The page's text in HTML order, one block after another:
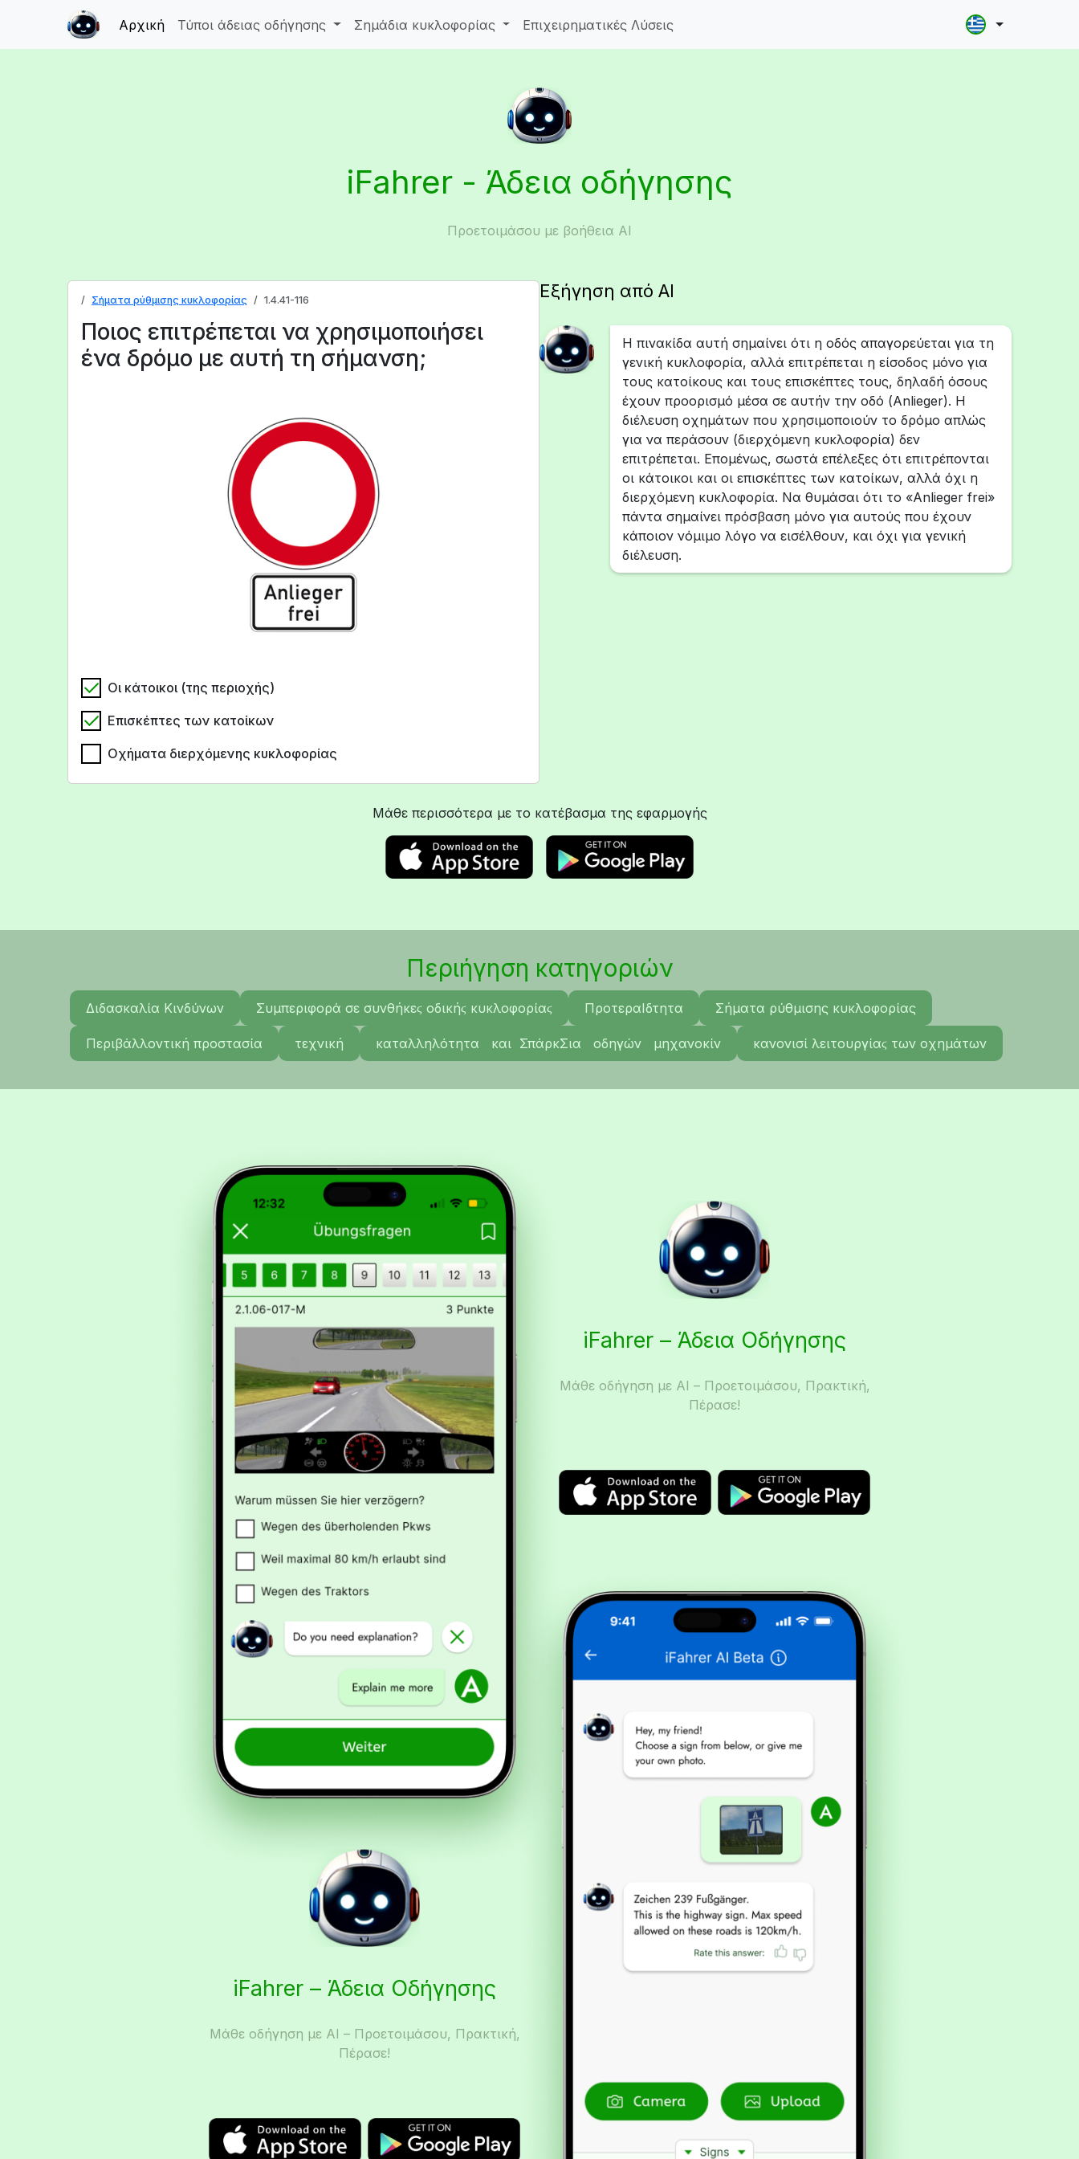
Αρχική Τύποι άδειας οδήγησης Σημάδια κυκλοφορίας Επιχειρηματικές Λύσεις
iFahrer - Άδεια οδήγησης
Προετοιμάσου με βοήθεια AI
Σήματα ρύθμισης κυκλοφορίας 1.4.41-116
Ποιος επιτρέπεται να χρησιμοποιήσει
ένα δρόμο με αυτή τη σήμανση;
Οι κάτοικοι (της περιοχής)
Επισκέπτες των κατοίκων
Οχήματα διερχόμενης κυκλοφορίας
Εξήγηση από AI
Η πινακίδα αυτή σημαίνει ότι η οδός απαγορεύεται για τη
γενική κυκλοφορία, αλλά επιτρέπεται η είσοδος μόνο για
τους κατοίκους και τους επισκέπτες τους, δηλαδή όσους
έχουν προορισμό μέσα σε αυτήν την οδό (Anlieger). Η
διέλευση οχημάτων που χρησιμοποιούν το δρόμο απλώς
για να περάσουν (διερχόμενη κυκλοφορία) δεν
επιτρέπεται. Επομένως, σωστά επέλεξες ότι επιτρέπονται
οι κάτοικοι και οι επισκέπτες των κατοίκων, αλλά όχι η
διερχόμενη κυκλοφορία. Να θυμάσαι ότι το «Anlieger frei»
πάντα σημαίνει πρόσβαση μόνο για αυτούς που έχουν
κάποιον νόμιμο λόγο να εισέλθουν, και όχι για γενική
διέλευση.
Μάθε περισσότερα με το κατέβασμα της εφαρμογής
Περιήγηση κατηγοριών
Διδασκαλία Κινδύνων Συμπεριφορά σε συνθήκεϛ οδικήϛ κυκλοφορίαϛ ΠροτεραΙδτητα Σήματα ρύθμισης κυκλοφορίας
Περιβάλλοντική προστασία τεχνική καταλληλότητα και ΣπάρκΣια οδηγών μηχανοκίν κανονισί λειτουργίαϛ των οχημάτων
iFahrer – Άδεια Οδήγησης
Μάθε οδήγηση με AI – Προετοιμάσου, Πρακτική,
Πέρασε!
iFahrer – Άδεια Οδήγησης
Μάθε οδήγηση με AI – Προετοιμάσου, Πρακτική,
Πέρασε!